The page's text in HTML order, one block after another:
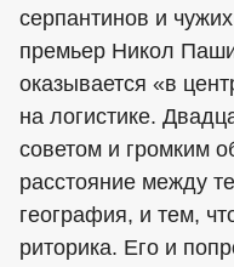
серпантинов и
премьер Никол
оказывается «в
на логистике.
советом и громким
расстояние между
география, и тем,
риторика. Его и